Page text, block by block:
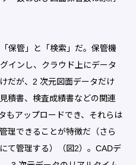
保管」と「検索」だ。保管機
インし、クラウド上にデータ
だが、2 次元図面データだけ
積書、検査成績書などの関連
もアップロードでき、それらは
理できることが特徴だ（さら
て管理する）（図2）。CADデ